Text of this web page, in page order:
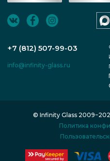
+7 (812) 507-99-03
info@infinity-glass.ru
© Infinity Glass
Политика